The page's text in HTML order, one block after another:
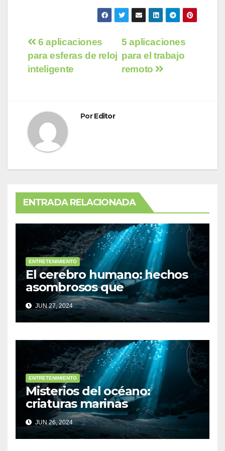
Navegación
de
5 aplicaciones
para el trabajo
remoto
6 aplicaciones
para esferas de reloj
inteligente
PorEditor
ENTRADA RELACIONADA
ENTRETENIMIENTO
El cerebro humano: hechos
asombrosos que
desconocías
JUN 27, 2024
ENTRETENIMIENTO
Misterios del océano:
criaturas marinas
sorprendentes
JUN 26, 2024